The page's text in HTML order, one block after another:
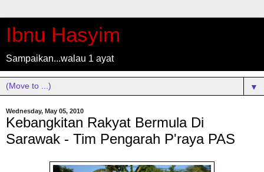
Ibnu Hasyim
Sampaikan...walau 1 ayat
▼
Wednesday, May 05, 2010
Kebangkitan Rakyat Bermula Di
Sarawak - Tim Pengarah P'raya PAS